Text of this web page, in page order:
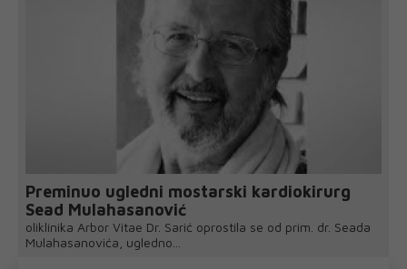
Preminuo ugledni mostarski kardiokirurg
Sead Mulahasanović
oliklinika Arbor Vitae Dr. Sarić oprostila se od prim. dr. Seada
Mulahasanovića, ugledno...